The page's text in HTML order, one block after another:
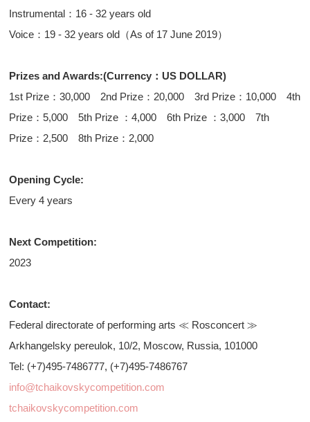
Instrumental：16 - 32 years old
Voice：19 - 32 years old（As of 17 June 2019）
Prizes and Awards:(Currency：US DOLLAR)
1st Prize：30,000 2nd Prize：20,000 3rd Prize：10,000 4th
Prize：5,000 5th Prize ：4,000 6th Prize ：3,000 7th
Prize：2,500 8th Prize：2,000
Opening Cycle:
Every 4 years
Next Competition:
2023
Contact:
Federal directorate of performing arts ≪ Rosconcert ≫
Arkhangelsky pereulok, 10/2, Moscow, Russia, 101000
Tel: (+7)495-7486777, (+7)495-7486767
info@tchaikovskycompetition.com
tchaikovskycompetition.com